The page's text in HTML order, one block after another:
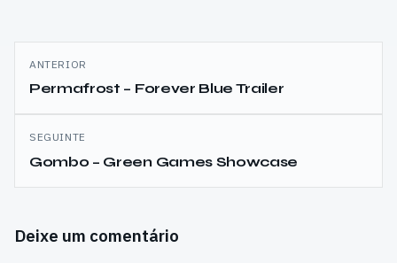
Navegação
de
artigos
ANTERIOR
Permafrost – Forever Blue Trailer
SEGUINTE
Gombo – Green Games Showcase
Deixe um comentário